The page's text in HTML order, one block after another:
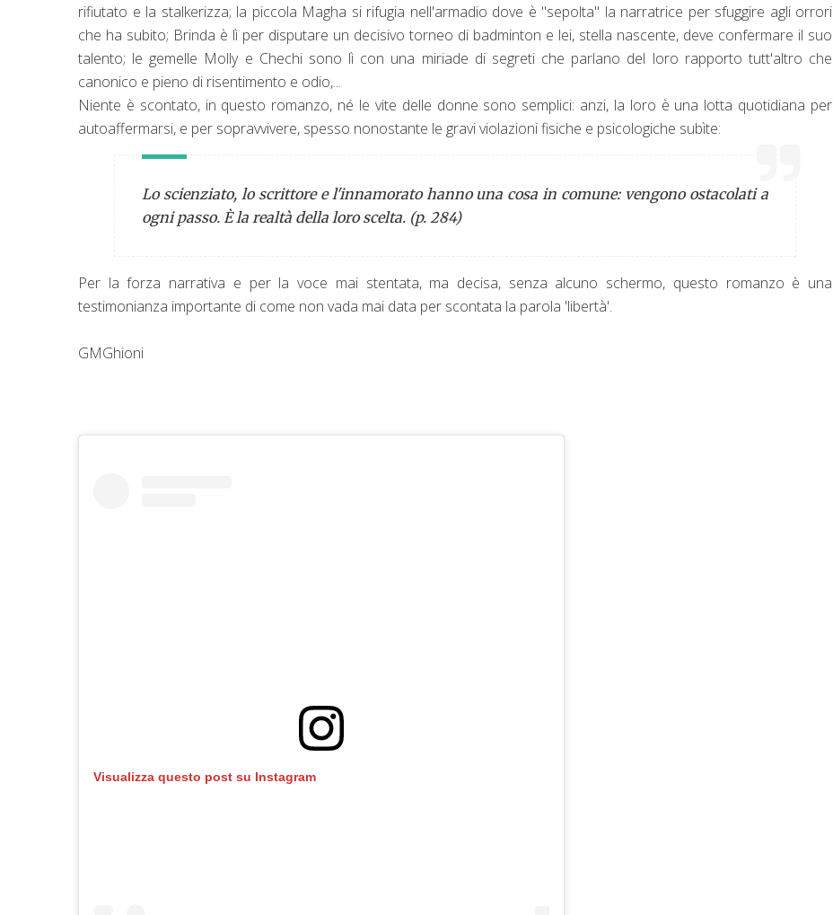
rifiutato e la stalkerizza; la piccola Magha si rifugia nell'armadio dove è "sepolta" la narratrice per sfuggire agli orrori
che ha subito; Brinda è lì per disputare un decisivo torneo di badminton e lei, stella nascente, deve confermare il suo
talento; le gemelle Molly e Chechi sono lì con una miriade di segreti che parlano del loro rapporto tutt'altro che
canonico e pieno di risentimento e odio,...
Niente è scontato, in questo romanzo, né le vite delle donne sono semplici: anzi, la loro è una lotta quotidiana per
autoaffermarsi, e per sopravvivere, spesso nonostante le gravi violazioni fisiche e psicologiche subìte:
Lo scienziato, lo scrittore e l'innamorato hanno una cosa in comune: vengono ostacolati a
ogni passo. È la realtà della loro scelta. (p. 284)
Per la forza narrativa e per la voce mai stentata, ma decisa, senza alcuno schermo, questo romanzo è una
testimonianza importante di come non vada mai data per scontata la parola 'libertà'.
GMGhioni
Visualizza questo post su Instagram